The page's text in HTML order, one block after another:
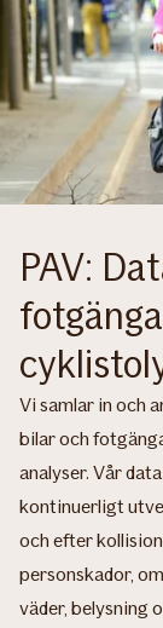
PAV:
Vi samlar in och
bilar och
analyser. Vår
kontinuerligt
och efter
personskador,
väder, belysning